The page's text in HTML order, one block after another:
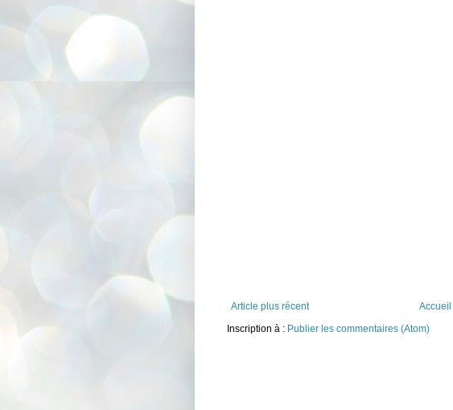
Article plus récent
Accueil
Inscription à : Publier les commentaires (Atom)